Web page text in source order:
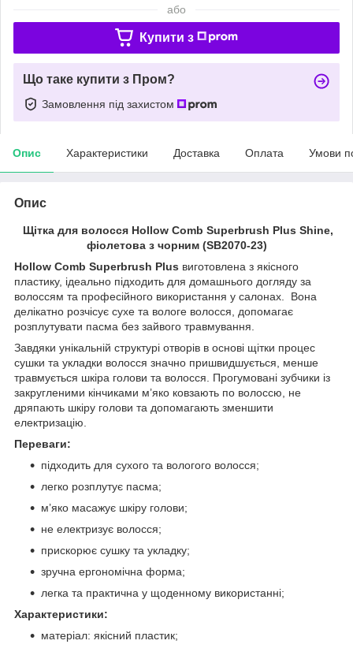
або
Купити з
Що таке купити з Пром?
Замовлення під захистом
Опис Характеристики Доставка Оплата Умови
Опис
Щітка для волосся Hollow Comb Superbrush Plus Shine,
фіолетова з чорним (SB2070-23)
Hollow Comb Superbrush Plus виготовлена з якісного
пластику, ідеально підходить для домашнього догляду за
волоссям та професійного використання у салонах. Вона
делікатно розчісує сухе та вологе волосся, допомагає
розплутувати пасма без зайвого травмування.
Завдяки унікальній структурі отворів в основі щітки процес
сушки та укладки волосся значно пришвидшується, менше
травмується шкіра голови та волосся. Прогумовані зубчики із
закругленими кінчиками м’яко ковзають по волоссю, не
дряпають шкіру голови та допомагають зменшити
електризацію.
Переваги:
підходить для сухого та вологого волосся;
легко розплутує пасма;
м’яко масажує шкіру голови;
не електризує волосся;
прискорює сушку та укладку;
зручна ергономічна форма;
легка та практична у щоденному використанні;
Характеристики:
матеріал: якісний пластик;